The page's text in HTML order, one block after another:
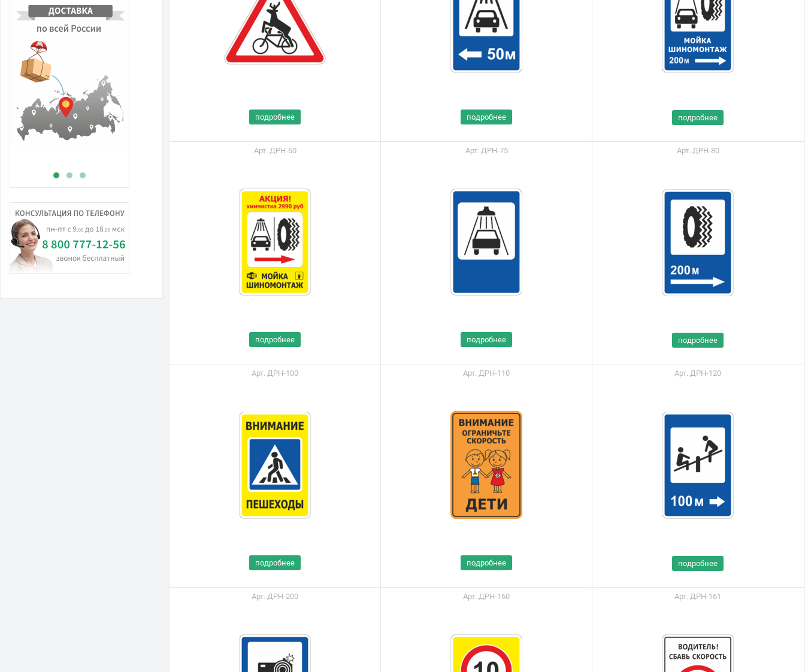
нашу продукцию через
Портал поставщиков
нашу продукцию через
Портал поставщиков
подробнее подробнее подробнее
Арт. ДРН-60
подробнее
Арт. ДРН-75
подробнее
Арт. ДРН-80
подробнее
Арт. ДРН-100
подробнее
Арт. ДРН-110
подробнее
Арт. ДРН-120
подробнее
Арт. ДРН-200 Арт. ДРН-160 Арт. ДРН-161